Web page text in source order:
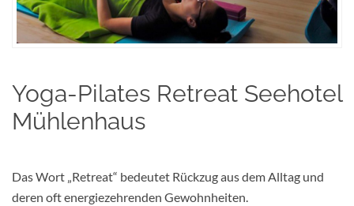
Yoga-Pilates Retreat Seehotel
Mühlenhaus
Das Wort „Retreat“ bedeutet Rückzug aus dem Alltag und
deren oftenergiezehrenden Gewohnheiten.